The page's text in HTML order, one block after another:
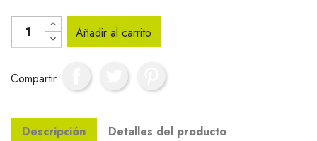
Añadir al carrito
Compartir
Descripción Detalles del producto